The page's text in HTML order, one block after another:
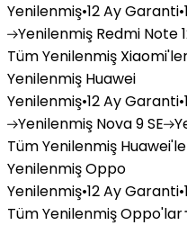
Yenilenmiş•12 Ay Garanti•
Yenilenmiş Redmi Note
Tüm Yenilenmiş
Yenilenmiş Huawei
Yenilenmiş•12 Ay Garanti•
Yenilenmiş Nova 9 SE
Tüm Yenilenmiş
Yenilenmiş Oppo
Yenilenmiş•12 Ay Garanti•
Tüm Yenilenmiş Oppo'lar